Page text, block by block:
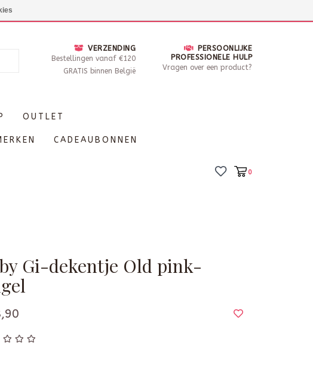
Dinsdag - Zaterdag open van 10 - 17u30
VERZENDING
Bestellingen vanaf €120
GRATIS binnen België
PERSOONLIJKE
PROFESSIONELE HULP
Vragen over een product?
OUTLET
CADEAUBONNEN
0
Gi-dekentje Old pink-